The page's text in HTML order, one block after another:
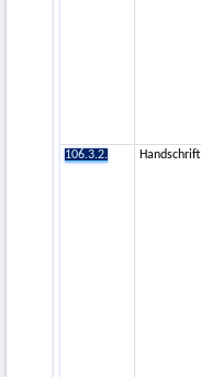
106.3.2.
Handschrift